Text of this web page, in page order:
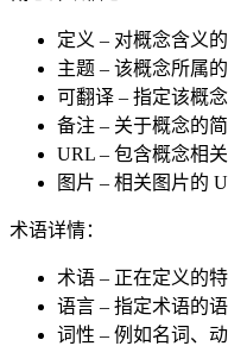
定义 – 对概念含义的
主题 – 该概念所属的
可翻译 – 指定该概
备注 – 关于概念的
URL – 包含概念相
图片 – 相关图片的
术语详情：
术语 – 正在定义的
语言 – 指定术语的语
词性 – 例如名词、